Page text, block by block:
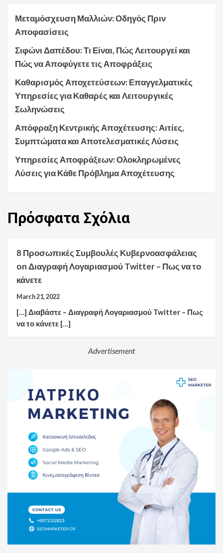
Μεταμόσχευση Μαλλιών: Οδηγός Πριν
Αποφασίσεις
Σιφώνι Δαπέδου: Τι Είναι, Πώς Λειτουργεί και
Πώς να Αποφύγετε τις Αποφράξεις
Καθαρισμός Αποχετεύσεων: Επαγγελματικές
Υπηρεσίες για Καθαρές και Λειτουργικές
Σωληνώσεις
Απόφραξη Κεντρικής Αποχέτευσης: Αιτίες,
Συμπτώματα και Αποτελεσματικές Λύσεις
Υπηρεσίες Αποφράξεων: Ολοκληρωμένες
Λύσεις για Κάθε Πρόβλημα Αποχέτευσης
Πρόσφατα Σχόλια
8 Προσωπικές Συμβουλές Κυβερνοασφάλειας
onΔιαγραφή Λογαριασμού Twitter – Πως να το
κάνετε
March 21, 2022
[…] Διαβάστε – Διαγραφή Λογαριασμού Twitter – Πως
να το κάνετε […]
Advertisement